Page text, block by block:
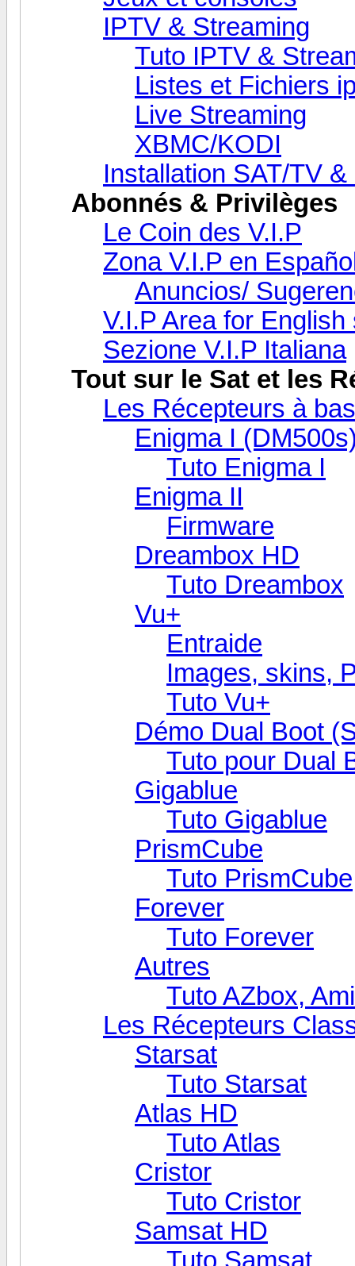
IPTV & Streaming
Tuto IPTV &
Listes et Fichiers
Live Streaming
XBMC/KODI
Installation SAT/TV
Abonnés & Privilèges
Le Coin des V.I.P
Zona V.I.P en
Anuncios/
V.I.P Area for
Sezione V.I.P Italiana
Tout sur le Sat et les
Les Récepteurs à
Enigma I
Tuto Enigma I
Enigma II
Firmware
Dreambox HD
Tuto Dreambox
Vu+
Entraide
Images, skins,
Tuto Vu+
Démo Dual Boot
Tuto pour Dual
Gigablue
Tuto Gigablue
PrismCube
Tuto PrismCube
Forever
Tuto Forever
Autres
Tuto AZbox,
Les Récepteurs
Starsat
Tuto Starsat
Atlas HD
Tuto Atlas
Cristor
Tuto Cristor
Samsat HD
Tuto Samsat